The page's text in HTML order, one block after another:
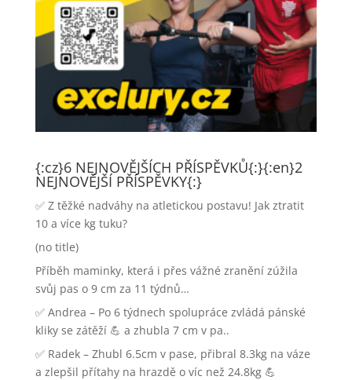
{:cz}6 NEJNOVĚJŠÍCH PŘÍSPĚVKŮ{:}{:en}2
NEJNOVĚJŠÍ PŘÍSPĚVKY{:}
✅ Z těžké nadváhy na atletickou postavu! Jak ztratit
10 a více kg tuku?
(no title)
Příběh maminky, která i přes vážné zranění zúžila
svůj pas o 9 cm za 11 týdnů…
✅ Andrea – Po 6 týdnech spolupráce zvládá pánské
kliky se zátěží 💪 a zhubla 7 cm v pa..
✅ Radek – Zhubl 6.5cm v pase, přibral 8.3kg na váze
a zlepšil přítahy na hrazdě o víc než 24.8kg 💪